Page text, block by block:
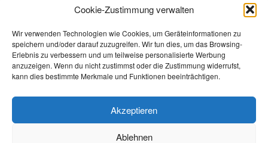
Cookie-Zustimmung verwalten
Wir verwenden Technologien wie Cookies, um Geräteinformationen zu
speichern und/oder darauf zuzugreifen. Wir tun dies, um das Browsing-
Erlebnis zu verbessern und um teilweise personalisierte Werbung
anzuzeigen. Wenn du nicht zustimmst oder die Zustimmung widerrufst,
kann dies bestimmte Merkmale und Funktionen beeinträchtigen.
Akzeptieren
Ablehnen